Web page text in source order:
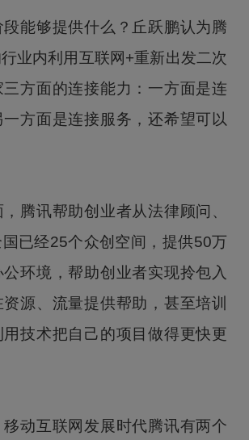
段能够提供什么？丘跃鹏认为腾
业内利用互联网+重新出发二次
方面的连接能力：一方面是连
方面是连接服务，还希望可以
腾讯帮助创业者从法律顾问、
国已经25个众创空间，提供50万
环境，帮助创业者实现拎包入
源、流量提供帮助，甚至培训
技术把自己的项目做得更快更
动互联网发展时代腾讯有两个